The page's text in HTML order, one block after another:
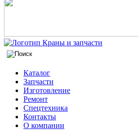
Каталог
Запчасти
Изготовление
Ремонт
Спецтехника
Контакты
О компании